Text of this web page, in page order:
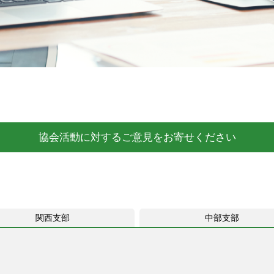
協会活動に対するご意見をお寄せください
関西支部 中部支部